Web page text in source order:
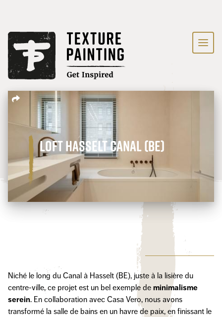
Loft Hasselt Canal (BE)
Niché le long du Canal à Hasselt (BE), juste à la lisière du
centre-ville, ce projet est un bel exemple de minimalisme
serein. En collaboration avec Casa Vero, nous avons
transformé la salle de bains en un havre de paix, en finissant le